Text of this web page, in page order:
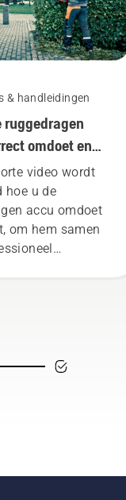
& handleidingen
ruggedragen
omdoet en
video wordt
hoe u de
accu omdoet
om hem samen
tijdens
werken zonder